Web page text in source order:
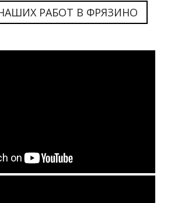
РАБОТ В ФРЯЗИНО